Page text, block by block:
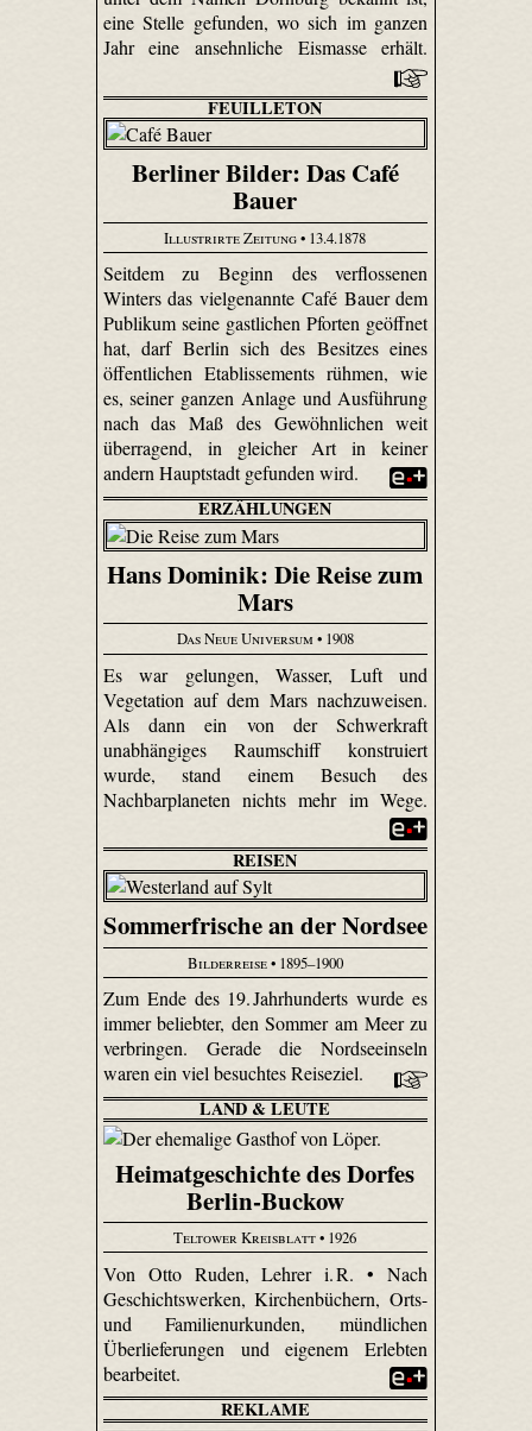
eine Stelle gefunden, wo sich im ganzen
Jahr eine ansehnliche Eismasse erhält.
FEUILLETON
Berliner Bilder: Das Café
Bauer
Illustrirte Zeitung• 13.4.1878
Seitdem zu Beginn des verflossenen
Winters das vielgenannte Café Bauer dem
Publikum seine gastlichen Pforten geöffnet
hat, darf Berlin sich des Besitzes eines
öffentlichen Etablissements rühmen, wie
es, seiner ganzen Anlage und Ausführung
nach das Maß des Gewöhnlichen weit
überragend, in gleicher Art in keiner
andern Hauptstadt gefunden wird.
ERZÄHLUNGEN
Hans Dominik: Die Reise zum
Mars
Das Neue Universum• 1908
Es war gelungen, Wasser, Luft und
Vegetation auf dem Mars nachzuweisen.
Als dann ein von der Schwerkraft
unabhängiges Raumschiff konstruiert
wurde, stand einem Besuch des
Nachbarplaneten nichts mehr im Wege.
REISEN
Sommerfrische an der Nordsee
Bilderreise• 1895–1900
Zum Ende des 19. Jahrhunderts wurde es
immer beliebter, den Sommer am Meer zu
verbringen. Gerade die Nordseeinseln
waren ein viel besuchtes Reiseziel.
LAND & LEUTE
Heimatgeschichte des Dorfes
Berlin-Buckow
Teltower Kreisblatt• 1926
Von Otto Ruden, Lehrer i. R. • Nach
Geschichtswerken, Kirchenbüchern, Orts-
und Familienurkunden, mündlichen
Überlieferungen und eigenem Erlebten
bearbeitet.
REKLAME